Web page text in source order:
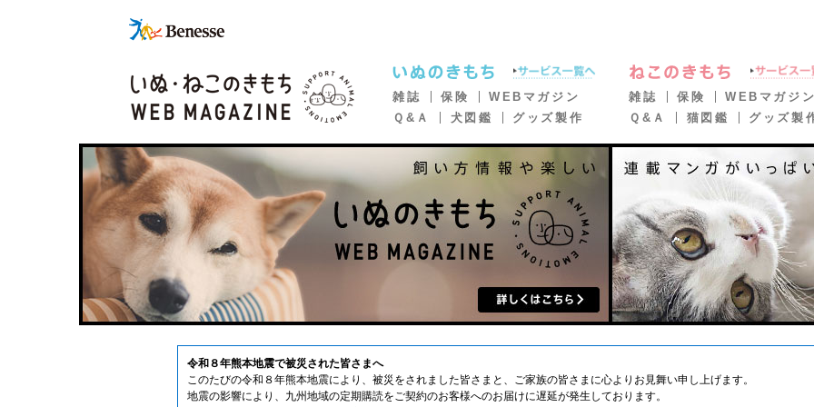
雑誌 保険
WEBマガジン
Ｑ&Ａ
犬図鑑 グッズ製作
雑誌 保険
WEBマガジ
Ｑ&Ａ
猫図鑑 グッズ製
令和８年熊本地震で被災された皆さまへ
このたびの令和８年熊本地震により、被災をされました皆さまと、ご家族の皆さまに心よりお見舞い申し上げます。
地震の影響により、九州地域の定期購読をご契約のお客様へのお届けに遅延が発生しております。